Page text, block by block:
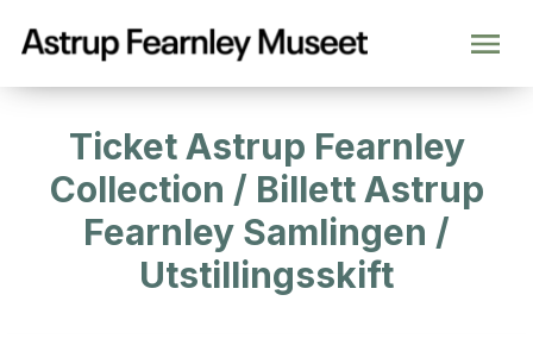
Ticket Astrup Fearnley
Collection / Billett Astrup
Fearnley Samlingen /
Utstillingsskift